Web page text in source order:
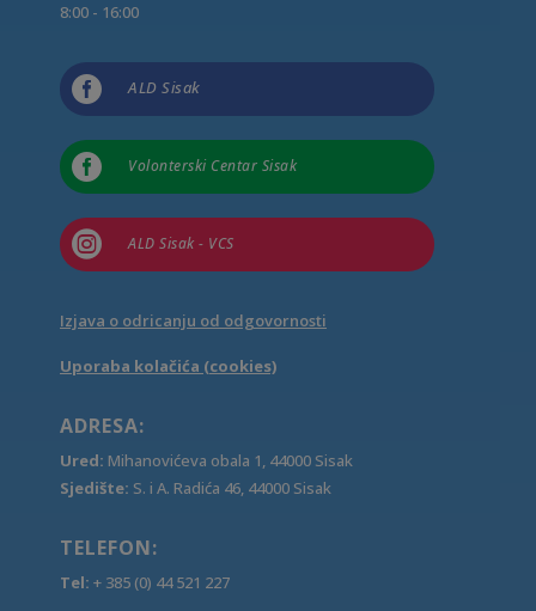
8:00 - 16:00
 ALD Sisak
 Volonterski Centar Sisak
 ALD Sisak - VCS
Izjava o odricanju od odgovornosti
Uporaba kolačića (cookies)
ADRESA:
Ured: Mihanovićeva obala 1, 44000 Sisak
Sjedište: S. i A. Radića 46, 44000 Sisak
TELEFON:
Tel: + 385 (0) 44 521 227